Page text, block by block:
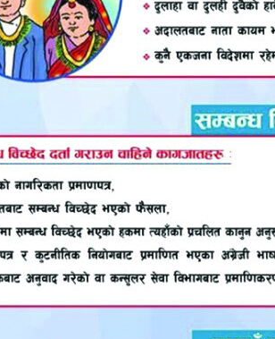
अस्पताल, रेलवे स्टेशन र यहुदी केन्द्रलाई
अनुसार आक्रमणकारीहरू दुई समूहमा
पढेर तपाईलाई कस्तो महसुस